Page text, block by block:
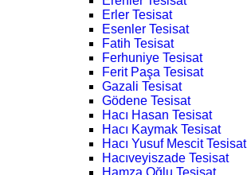
Erler Tesisat
Esenler Tesisat
Fatih Tesisat
Ferhuniye Tesisat
Ferit Paşa Tesisat
Gazali Tesisat
Gödene Tesisat
Hacı Hasan Tesisat
Hacı Kaymak Tesisat
Hacı Yusuf Mescit Tesisat
Hacıveyiszade Tesisat